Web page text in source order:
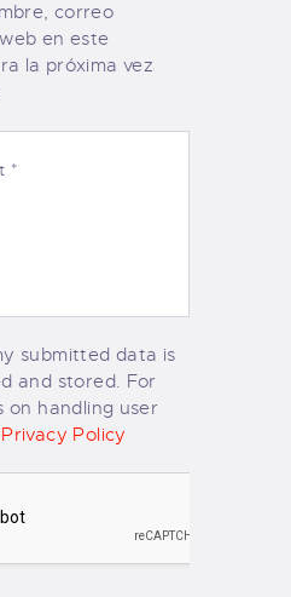
correo
en este
la próxima vez
submitted data is
and stored. For
on handling user
Privacy Policy